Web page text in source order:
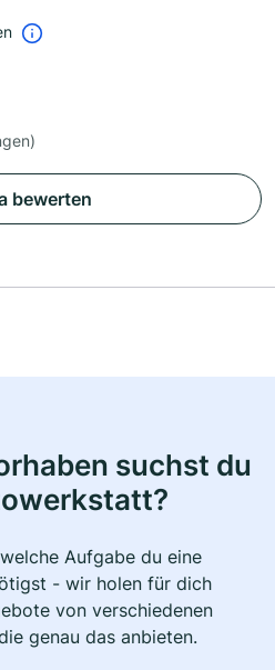
bewerten
suchst du
Aufgabe du eine
- wir holen für dich
von verschiedenen
genau das anbieten.